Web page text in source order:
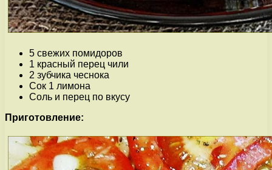
5 свежих помидоров
1 красный перец чили
2 зубчика чеснока
Сок 1 лимона
Соль и перец по вкусу
Приготовление: